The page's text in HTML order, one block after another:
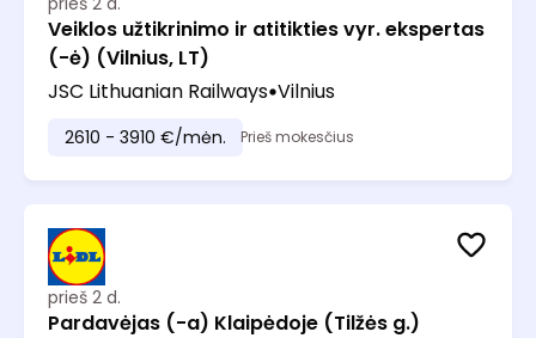
Veiklos užtikrinimo ir atitikties vyr. ekspertas
(-ė) (Vilnius, LT)
JSC Lithuanian Railways Vilnius
2610 - 3910 €/mėn. Prieš mokesčius
prieš 2 d.
Pardavėjas (-a) Klaipėdoje (Tilžės g.)